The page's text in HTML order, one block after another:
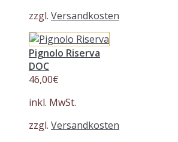
zzgl. Versandkosten
Pignolo Riserva
DOC
46,00€
inkl. MwSt.
zzgl. Versandkosten